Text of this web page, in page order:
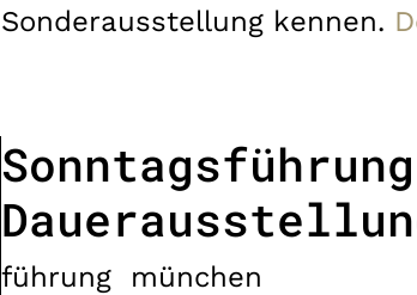
Sonderausstellung kennen.
führung
münchen